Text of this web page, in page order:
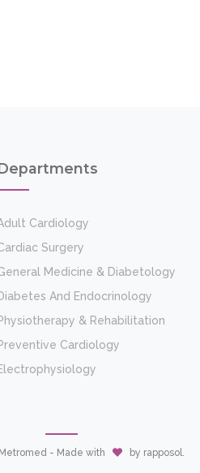
Cardiology
Surgery
Medicine & Diabetology
And Endocrinology
& Rehabilitation
Cardiology
- Made with by rapposol.